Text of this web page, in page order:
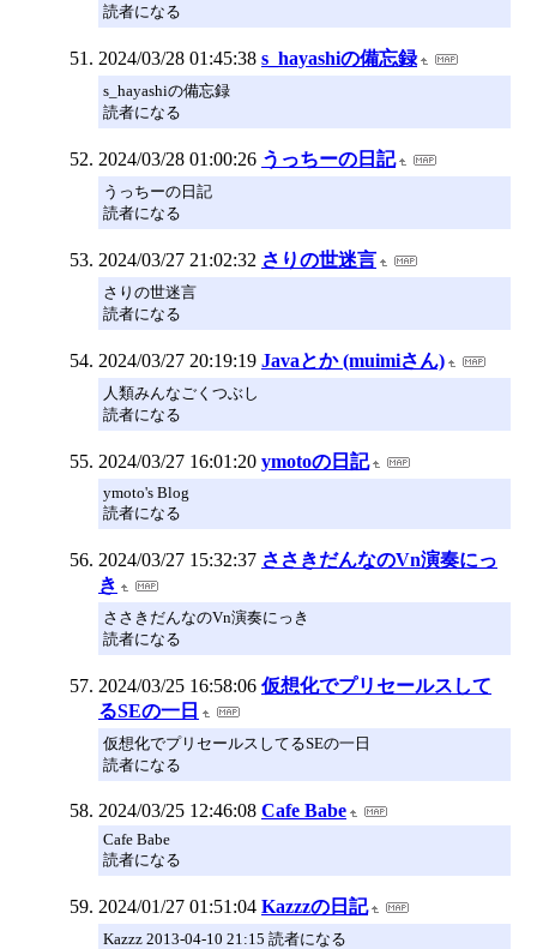
読者になる
2024/03/28 01:45:38 s_hayashiの備忘録
s_hayashiの備忘録
読者になる
2024/03/28 01:00:26 うっちーの日記
うっちーの日記
読者になる
2024/03/27 21:02:32 さりの世迷言
さりの世迷言
読者になる
2024/03/27 20:19:19 Javaとか (muimiさん)
人類みんなごくつぶし
読者になる
2024/03/27 16:01:20 ymotoの日記
ymoto's Blog
読者になる
2024/03/27 15:32:37 ささきだんなのVn演奏にっ
き
ささきだんなのVn演奏にっき
読者になる
2024/03/25 16:58:06 仮想化でプリセールスして
るSEの一日
仮想化でプリセールスしてるSEの一日
読者になる
2024/03/25 12:46:08 Cafe Babe
Cafe Babe
読者になる
2024/01/27 01:51:04 Kazzzの日記
Kazzz 2013-04-10 21:15 読者になる